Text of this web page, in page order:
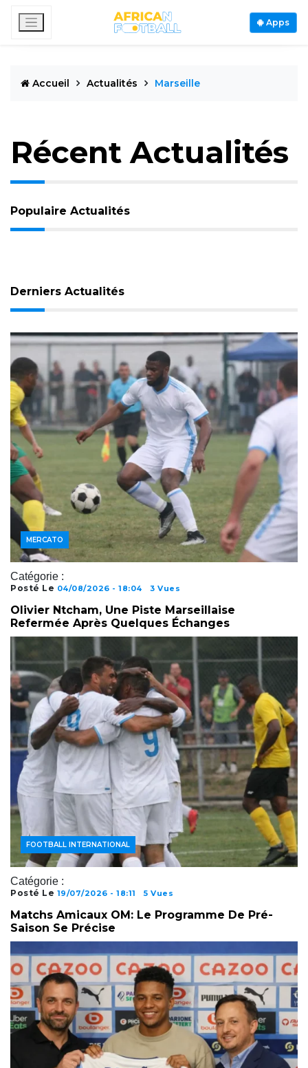
Apps
Accueil Actualités Marseille
Récent Actualités
Populaire Actualités
Derniers Actualités
Catégorie :
MERCATO
Posté Le 04/08/2026 - 18:04 3 Vues
Olivier Ntcham, Une Piste Marseillaise
Refermée Après Quelques Échanges
Catégorie :
ACTUALITÉS FOOTBALL
FOOTBALL INTERNATIONAL
Posté Le 19/07/2026 - 18:11 5 Vues
Matchs Amicaux OM: Le Programme De Pré-
Saison Se Précise